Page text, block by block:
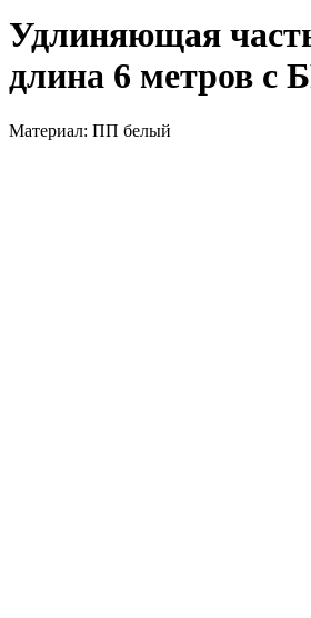
Удлиняющая
длина 6 метров с
Материал: ПП белый